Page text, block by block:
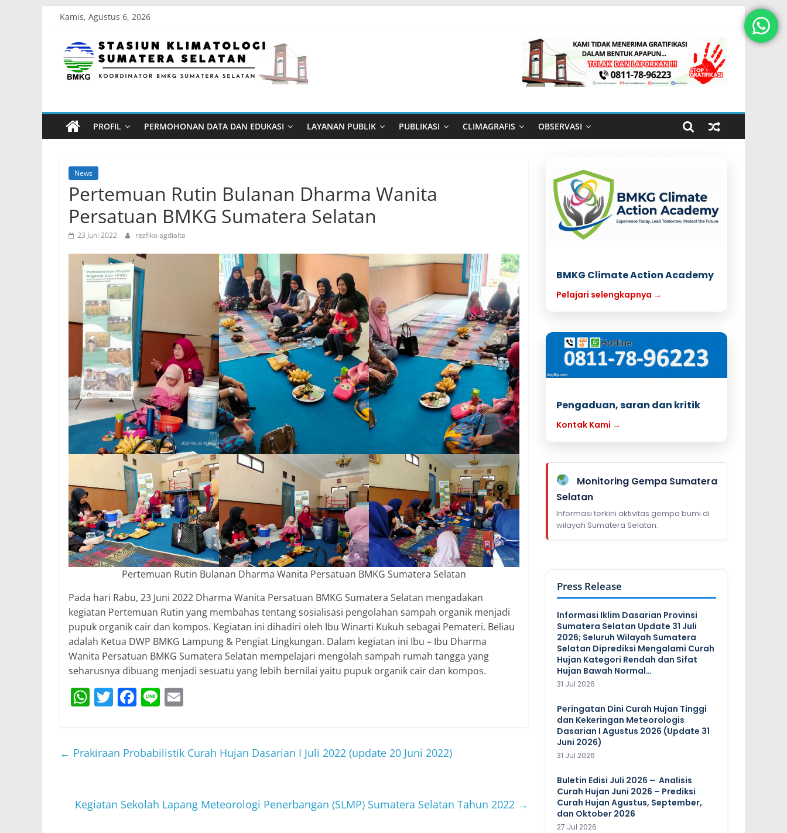
content
Kamis, Agustus 6, 2026
Stasiun
Klimatologi
Sumatera
Selatan
Koordinator
BMKG
Sumatera
Selatan
PROFIL PERMOHONAN DATA DAN EDUKASI LAYANAN PUBLIK PUBLIKASI CLIMAGRAFIS OBSERVASI
News
Pertemuan Rutin Bulanan Dharma Wanita
Persatuan BMKG Sumatera Selatan
23 Juni 2022 rezfiko agdialta
Pertemuan Rutin Bulanan Dharma Wanita Persatuan BMKG Sumatera Selatan
Pada hari Rabu, 23 Juni 2022 Dharma Wanita Persatuan BMKG Sumatera Selatan mengadakan
kegiatan Pertemuan Rutin yang membahas tentang sosialisasi pengolahan sampah organik menjadi
pupuk organik cair dan kompos. Kegiatan ini dihadiri oleh Ibu Winarti Kukuh sebagai Pemateri. Beliau
adalah Ketua DWP BMKG Lampung & Pengiat Lingkungan. Dalam kegiatan ini Ibu – Ibu Dharma
Wanita Persatuan BMKG Sumatera Selatan mempelajari mengolah sampah rumah tangga yang
seharusnya dibuang menjadi sesuatu yang lebih bernilai yaitu pupuk organik cair dan kompos.
W
s
p
T
er
F
e
o
Li
l
← Prakiraan Probabilistik Curah Hujan Dasarian I Juli 2022 (update 20 Juni 2022)
Kegiatan Sekolah Lapang Meteorologi Penerbangan (SLMP) Sumatera Selatan Tahun 2022 →
BMKG Climate Action Academy
Pelajari selengkapnya →
Pengaduan, saran dan kritik
Kontak Kami →
Monitoring Gempa Sumatera
Selatan
Informasi terkini aktivitas gempa bumi di
wilayah Sumatera Selatan.
Press Release
Informasi Iklim Dasarian Provinsi
Sumatera Selatan Update 31 Juli
2026; Seluruh Wilayah Sumatera
Selatan Diprediksi Mengalami Curah
Hujan Kategori Rendah dan Sifat
Hujan Bawah Normal…
31 Jul 2026
Peringatan Dini Curah Hujan Tinggi
dan Kekeringan Meteorologis
Dasarian I Agustus 2026 (Update 31
Juni 2026)
31 Jul 2026
Buletin Edisi Juli 2026 – Analisis
Curah Hujan Juni 2026 – Prediksi
Curah Hujan Agustus, September,
dan Oktober 2026
27 Jul 2026